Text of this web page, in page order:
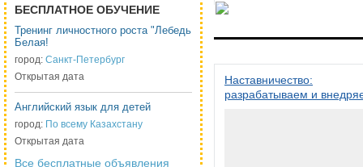
БЕСПЛАТНОЕ ОБУЧЕНИЕ
Тренинг личностного роста "Лебедь
Белая!
город: Санкт-Петербург
Открытая дата
Английский язык для детей
город: По всему Казахстану
Открытая дата
Все бесплатные объявления
Наставничество:
разрабатываем и